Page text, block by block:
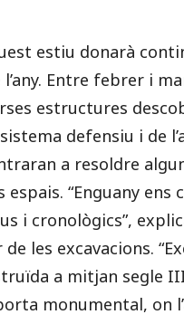
estiu donarà
Entre febrer i
estructures
defensiu i de
a resoldre
espais. “Enguany
i cronològics”,
les excavacions.
a mitjan segle
monumental, on